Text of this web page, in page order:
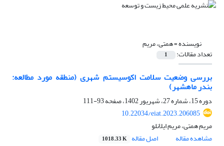
نویسنده =همتی، مریم
تعداد مقالات: 1
بررسی وضعیت سلامت اکوسیستم شهری (منطقه مورد مطالعه:
بندر ماهشهر)
دوره 15، شماره 27، شهریور 1402، صفحه
93-111
10.22034/eiat.2023.206085
مریم همتی، مریم ایلانلو
مشاهده مقاله
اصل مقاله 1018.33 K